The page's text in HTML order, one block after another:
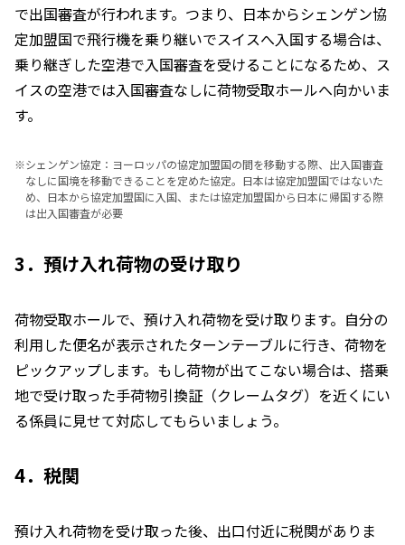
で出国審査が行われます。つまり、日本からシェンゲン協
定加盟国で飛行機を乗り継いでスイスへ入国する場合は、
乗り継ぎした空港で入国審査を受けることになるため、ス
イスの空港では入国審査なしに荷物受取ホールへ向かいま
す。
※シェンゲン協定：ヨーロッパの協定加盟国の間を移動する際、出入国審査
なしに国境を移動できることを定めた協定。日本は協定加盟国ではないた
め、日本から協定加盟国に入国、または協定加盟国から日本に帰国する際
は出入国審査が必要
3．預け入れ荷物の受け取り
荷物受取ホールで、預け入れ荷物を受け取ります。自分の
利用した便名が表示されたターンテーブルに行き、荷物を
ピックアップします。もし荷物が出てこない場合は、搭乗
地で受け取った手荷物引換証（クレームタグ）を近くにい
る係員に見せて対応してもらいましょう。
4．税関
預け入れ荷物を受け取った後、出口付近に税関がありま